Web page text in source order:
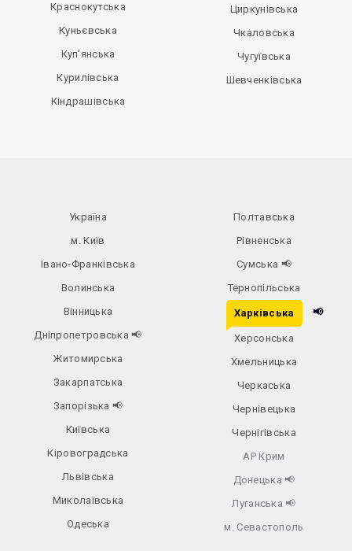
Краснокутська
Куньєвська
Куп’янська
Курилівська
Кіндрашівська
Циркунівська
Чкаловська
Чугуївська
Шевченківська
Україна
м. Київ
Івано-Франківська
Волинська
Вінницька
Дніпропетровська📢
Житомирська
Закарпатська
Запорізька 📢
Київська
Кіровоградська
Львівська
Миколаївська
Одеська
Полтавська
Рівненська
Сумська 📢
Тернопільська
Харківська 📢
Херсонська
Хмельницька
Черкаська
Чернівецька
Чернігівська
АР Крим
Донецька 📢
Луганська 📢
м. Севастополь